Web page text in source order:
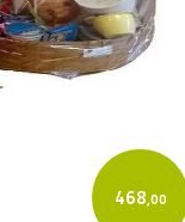
468,00